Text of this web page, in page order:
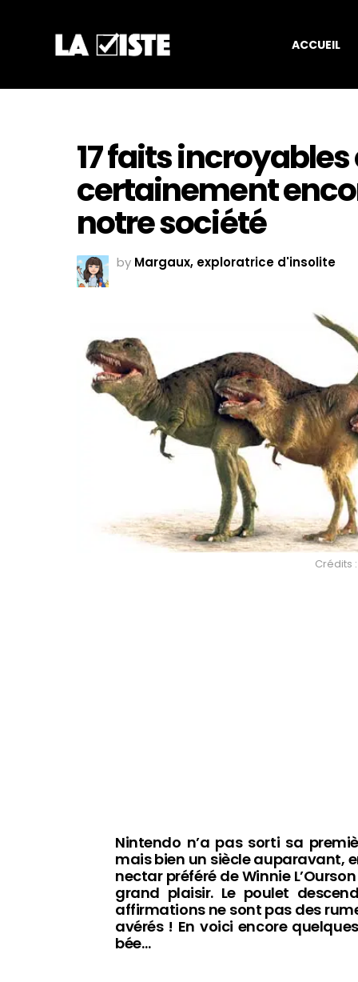
ACCUEIL
17 faits
certainement
notre société
by Margaux, exploratrice d'insolite
Crédits
Nintendo n’a pas sorti sa
mais bien un siècle auparavant,
nectar préféré de Winnie
grand plaisir. Le poulet
affirmations ne sont pas des
avérés ! En voici encore
bée…